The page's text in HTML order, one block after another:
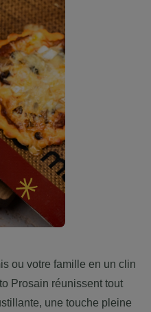
ou votre famille en un clin
Prosain réunissent tout
une touche pleine